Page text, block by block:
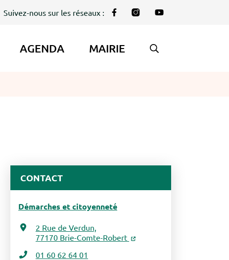
Suivez-nous sur les réseaux : Lien vers le compte Facebook
Lien vers le compte
Lien vers la chaîne
AGENDA MAIRIE AFFICHER LA
CONTACT
Démarches et citoyenneté
2 Rue de Verdun,
77170 Brie-Comte-Robert
01 60 62 64 01